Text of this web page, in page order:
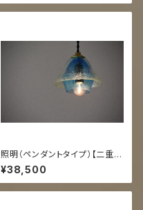
照明（ペンダントタイプ）【二重
うす泡/スカイ】
¥38,500